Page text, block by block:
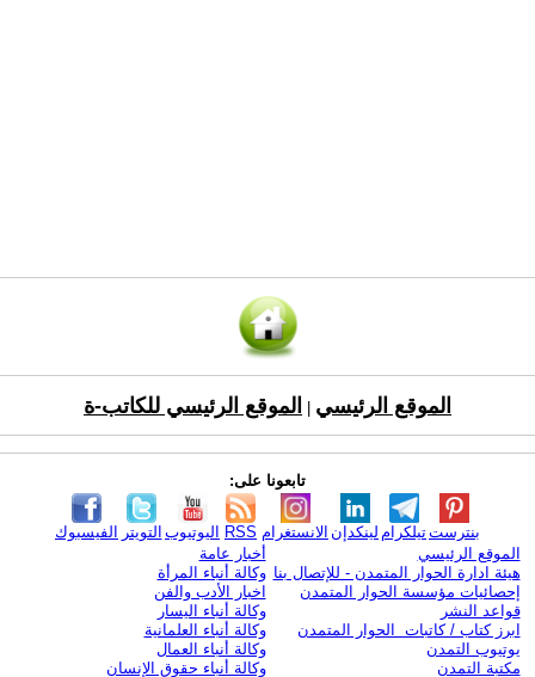
الموقع الرئيسي الموقع الرئيسي للكاتب-ة
تابعونا على:
الفيسبوك التويتر اليوتيوب RSS الانستغرام لينكدإن تيلكرامبنترست
الموقع الرئيسي
هيئة ادارة الحوار المتمدن - للإتصال بنا
إحصائيات مؤسسة الحوار المتمدن
قواعد النشر
ابرز كتاب / كاتبات الحوار المتمدن
يوتيوب التمدن
مكتبة التمدن
أخبار عامة
وكالة أنباء المرأة
اخبار الأدب والفن
وكالة أنباء اليسار
وكالة أنباء العلمانية
وكالة أنباء العمال
وكالة أنباء حقوق الإنسان